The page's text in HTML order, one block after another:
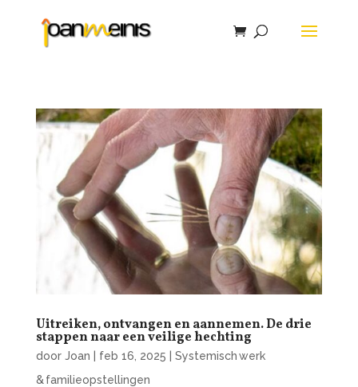
Uitreiken, ontvangen en aannemen. De drie
stappen naar een veilige hechting
door Joan feb 16, 2025
Systemisch werk
& familieopstellingen